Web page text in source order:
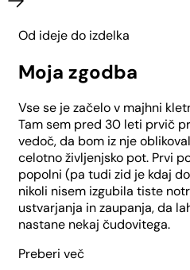
Od ideje do izdelka
Moja zgodba
Vse se je začelo v majhni
Tam sem pred 30 leti prvič
vedoč, da bom iz nje
celotno življenjsko pot. Prvi
popolni (pa tudi zid je kdaj
nikoli nisem izgubila tiste
ustvarjanja in zaupanja, da
nastane nekaj čudovitega.
Preberi več